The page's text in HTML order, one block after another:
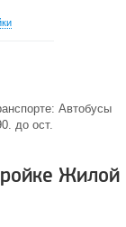
Автобусы
до ост.
Жилой